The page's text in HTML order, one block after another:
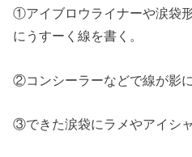
①アイブロウライナーや涙袋
にうすーく線を書く。
②コンシーラーなどで線が影
③できた涙袋にラメやアイシ